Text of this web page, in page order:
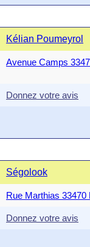
Kélian Poumeyrol
Avenue Camps
Donnez votre avis
Ségolook
Rue Marthias 33470
Donnez votre avis